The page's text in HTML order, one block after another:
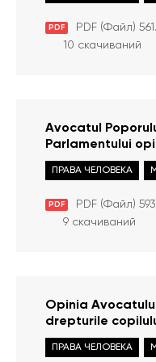
PDF PDF (Файл)
10 скачиваний
Avocatul
Parlamentului
Legii taxei de
discuțiilor publice
PDF PDF (Файл)
ПРАВА ЧЕЛОВЕКА
9 скачиваний
Opinia
drepturile
Regulamentului
funcţionare al
ПРАВА ЧЕЛОВЕКА